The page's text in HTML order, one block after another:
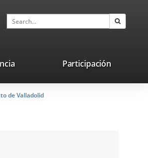
Search
Participación
de Valladolid